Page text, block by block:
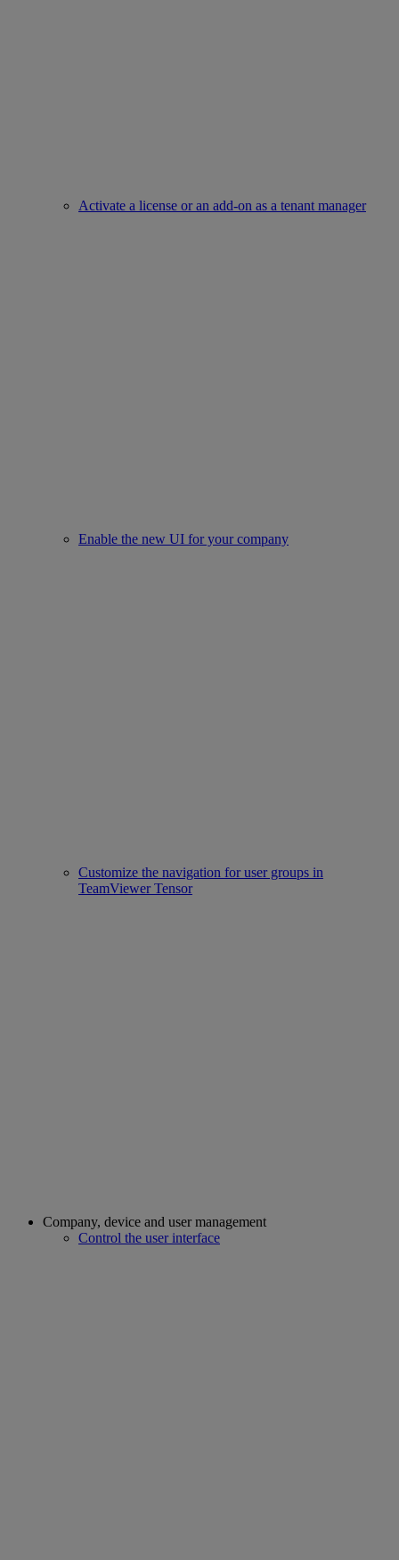
Activate a license or an add-on as a tenant manager
Enable the new UI for your company
Customize the navigation for user groups in
TeamViewer Tensor
Company, device and user management
Control the user interface